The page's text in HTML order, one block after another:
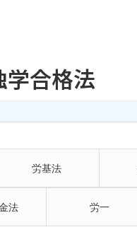
合格法
労基法
法 労一